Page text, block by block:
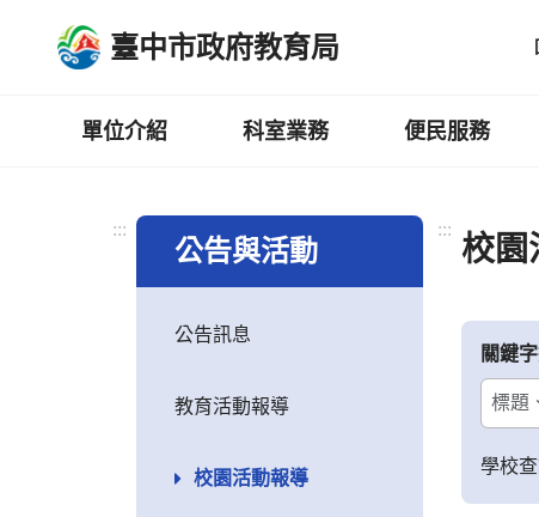
臺中市政府教育局
單位介紹 科室業務 便民服務
:::
公告與活動
公告訊息
教育活動報導
校園活動報導
:::
校園
關鍵
學校查